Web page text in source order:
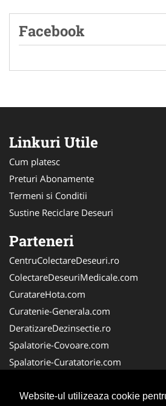
Website-ul utilizeaza cookie
Facebook
Linkuri Utile
Cum platesc
Preturi Abonamente
Termeni si Conditii
Sustine Reciclare Deseuri
Parteneri
CentruColectareDeseuri.ro
ColectareDeseuriMedicale.com
CuratareHota.com
Curatenie-Generala.com
DeratizareDezinsectie.ro
Spalatorie-Covoare.com
Spalatorie-Curatatorie.com
FirmaDeratizare.ro